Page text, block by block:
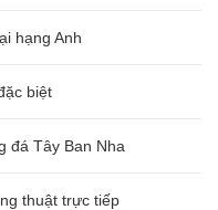
hạng Anh
biệt
đá Tây Ban Nha
thuật trực tiếp